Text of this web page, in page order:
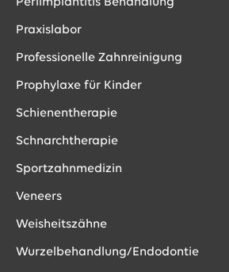
Praxislabor
Professionelle Zahnreinigung
Prophylaxe für Kinder
Schienentherapie
Schnarchtherapie
Sportzahnmedizin
Veneers
Weisheitszähne
Wurzelbehandlung/Endodontie